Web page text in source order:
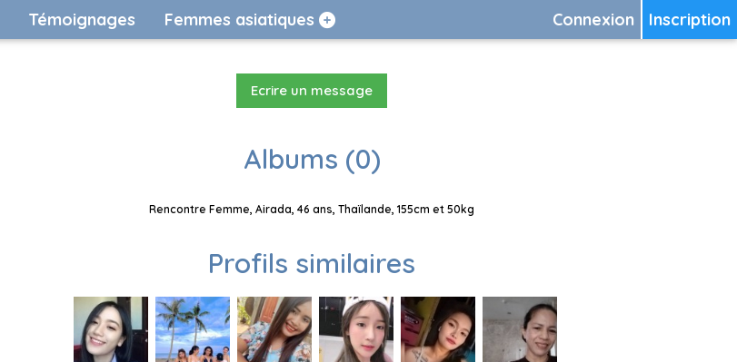
Inscription
Connexion
Témoignages Femmes asiatiques
Ecrire un message
Albums (0)
Rencontre Femme, Airada, 46 ans, Thaïlande, 155cm et 50kg
Profils similaires